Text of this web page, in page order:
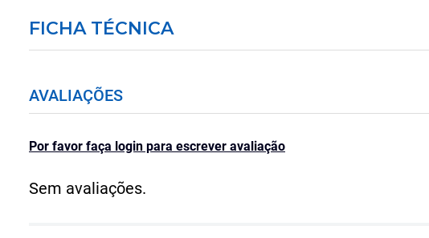
FICHA TÉCNICA
AVALIAÇÕES
Por favor faça login para escrever avaliação
Sem avaliações.